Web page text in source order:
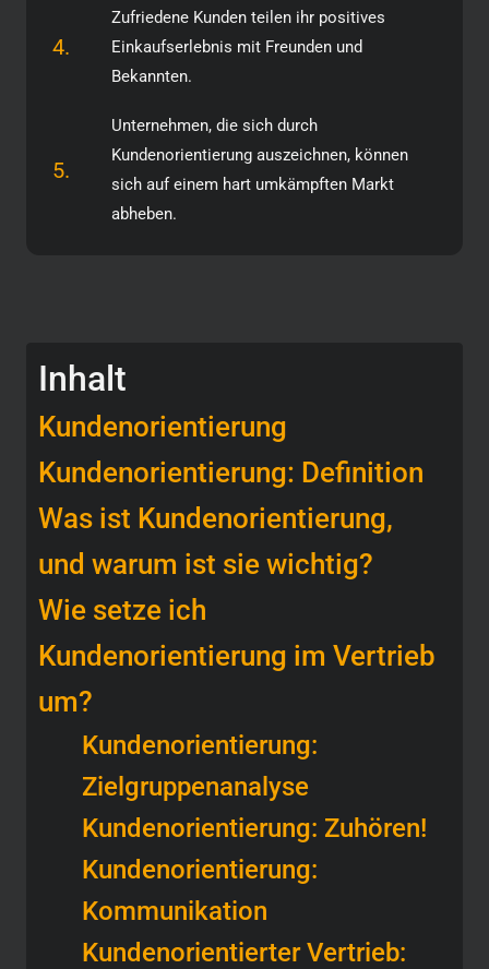
4.
Zufriedene Kunden teilen ihr positives
Einkaufserlebnis mit Freunden und
Bekannten.
5.
Unternehmen, die sich durch
Kundenorientierung auszeichnen, können
sich auf einem hart umkämpften Markt
abheben.
Inhalt
Kundenorientierung
Kundenorientierung: Definition
Was ist Kundenorientierung,
und warum ist sie wichtig?
Wie setze ich
Kundenorientierung im Vertrieb
um?
Kundenorientierung:
Zielgruppenanalyse
Kundenorientierung: Zuhören!
Kundenorientierung:
Kommunikation
Kundenorientierter Vertrieb: